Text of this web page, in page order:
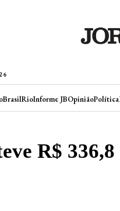
BrasilRioInforme JBOpiniãoPolítica
R$